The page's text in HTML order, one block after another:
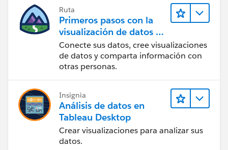
Ruta
Primeros pasos con la
visualización de datos en
Tableau Desktop
Conecte sus datos, cree visualizaciones
de datos y comparta información con
otras personas.
Insignia
Análisis de datos en
Tableau Desktop
Crear visualizaciones para analizar sus
datos.